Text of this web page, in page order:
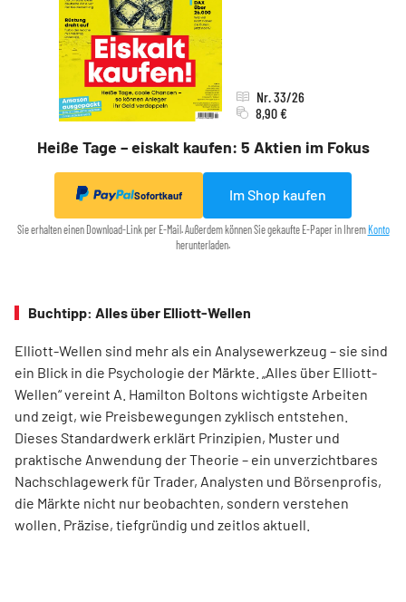
Heiße Tage – eiskalt kaufen: 5 Aktien im Fokus
Nr. 33/26
8,90 €
Sofortkauf Im Shop kaufen
Sie erhalten einen Download-Link per E-Mail. Außerdem können Sie gekaufte E-Paper in IhremKonto
herunterladen.
Buchtipp: Alles über Elliott-Wellen
Elliott-Wellen sind mehr als ein Analysewerkzeug – sie sind
ein Blick in die Psychologie der Märkte. „Alles über Elliott-
Wellen“ vereint A. Hamilton Boltons wichtigste Arbeiten
und zeigt, wie Preisbewegungen zyklisch entstehen.
Dieses Standardwerk erklärt Prinzipien, Muster und
praktische Anwendung der Theorie – ein unverzichtbares
Nachschlagewerk für Trader, Analysten und Börsenprofis,
die Märkte nicht nur beobachten, sondern verstehen
wollen. Präzise, tiefgründig und zeitlos aktuell.